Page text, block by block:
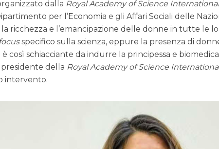
dalla Royal Academy of Science
per l’Economia e gli Affari Sociali delle
ricchezza e l’emancipazione delle donne in tutte le
focusspecifico sulla scienza, eppure la presenza di
così schiacciante da indurre la principessa e
presidente della Royal Academy of Science
intervento.